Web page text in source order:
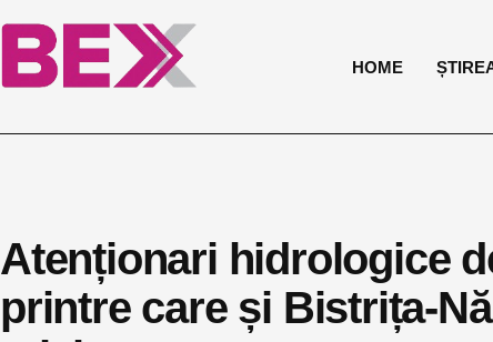
HOME
Atenționari hidrologice
printre care și Bistrița-